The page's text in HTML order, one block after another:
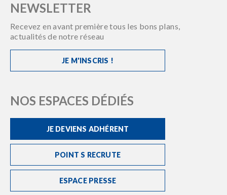
NEWSLETTER
Recevez en avant première tous les bons plans,
actualités de notre réseau
JE M'INSCRIS !
NOS ESPACES DÉDIÉS
JE DEVIENS ADHÉRENT
POINT S RECRUTE
ESPACE PRESSE